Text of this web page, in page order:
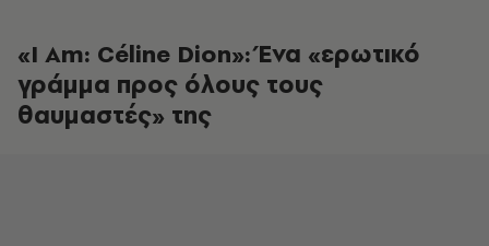
«I Am: Céline Dion»: Ένα «ερωτικό
γράμμα προς όλους τους
θαυμαστές» της